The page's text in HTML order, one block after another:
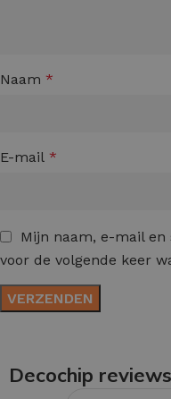
Naam *
E-mail *
Mijn naam, e-mail
voor de volgende keer
Decochip reviews